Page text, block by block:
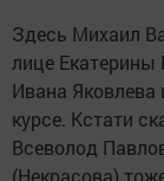
Здесь Михаил
лице Екатерины
Ивана Яковлева
курсе. Кстати
Всеволод
(Некрасова)